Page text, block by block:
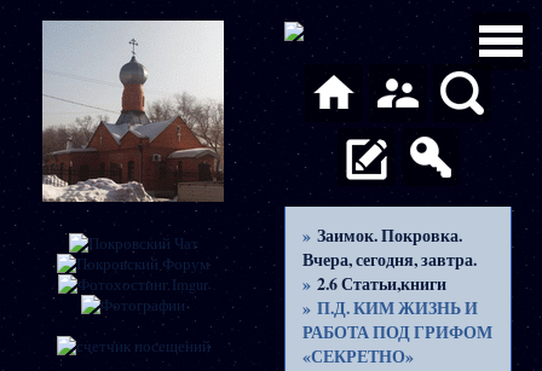
» Заимок. Покровка.
Вчера, сегодня, завтра.
» 2.6 Статьи,книги
» П.Д. КИМ ЖИЗНЬ И
РАБОТА ПОД ГРИФОМ
«СЕКРЕТНО»